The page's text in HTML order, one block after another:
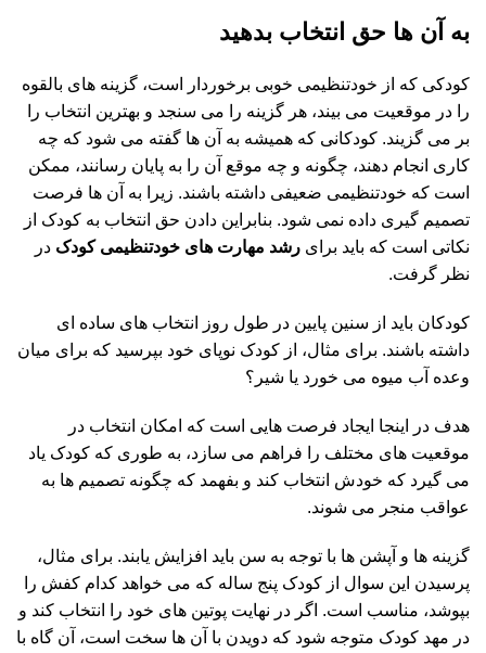
به آن ها حق انتخاب بدهید
کودکی که از خودتنظیمی خوبی برخوردار است، گزینه های بالقوه
را در موقعیت می بیند، هر گزینه را می سنجد و بهترین انتخاب را
بر می گزیند. کودکانی که همیشه به آن ها گفته می شود که چه
کاری انجام دهند، چگونه و چه موقع آن را به پایان رسانند، ممکن
است که خودتنظیمی ضعیفی داشته باشند. زیرا به آن ها فرصت
تصمیم گیری داده نمی شود. بنابراین دادن حق انتخاب به کودک از
نکاتی است که باید برای رشد مهارت های خودتنظیمی کودک در
نظر گرفت.
کودکان باید از سنین پایین در طول روز انتخاب های ساده ای
داشته باشند. برای مثال، از کودک نوپای خود بپرسید که برای میان
وعده آب میوه می خورد یا شیر؟
هدف در اینجا ایجاد فرصت هایی است که امکان انتخاب در
موقعیت های مختلف را فراهم می سازد، به طوری که کودک یاد
می گیرد که خودش انتخاب کند و بفهمد که چگونه تصمیم ها به
عواقب منجر می شوند.
گزینه ها و آپشن ها با توجه به سن باید افزایش یابند. برای مثال،
پرسیدن این سوال از کودک پنج ساله که می خواهد کدام کفش را
بپوشد، مناسب است. اگر در نهایت پوتین های خود را انتخاب کند و
در مهد کودک متوجه شود که دویدن با آن ها سخت است، آن گاه با